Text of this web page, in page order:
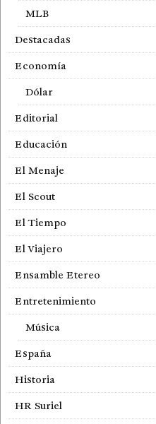
MLB
Destacadas
Economía
Dólar
Editorial
Educación
El Menaje
El Scout
El Tiempo
El Viajero
Ensamble Etereo
Entretenimiento
Música
España
Historia
HR Suriel